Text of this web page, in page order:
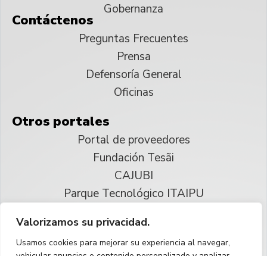
Valorizamos su privacidad.
Usamos cookies para mejorar su experiencia al navegar,
Gobernanza
Contáctenos
Preguntas Frecuentes
Prensa
Defensoría General
Oficinas
Otros portales
Portal de proveedores
Fundación Tesãi
CAJUBI
Parque Tecnológico ITAIPU
Reservados todos los derechos